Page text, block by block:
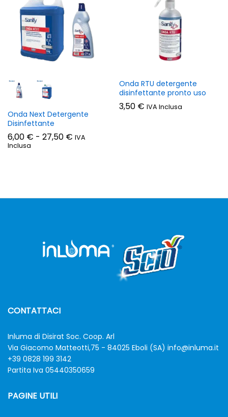
Onda Next Detergente
Disinfettante
6,00 € - 27,50 € Fascia
IVA
Inclusa
Onda RTU detergente
disinfettante pronto uso
3,50 € IVA Inclusa
CONTATTACI
Inluma di Disirat Soc. Coop. Arl
Via Giacomo Matteotti,75 - 84025 Eboli (SA) info@inluma.it
+39 0828 199 3142
Partita Iva 05440350659
PAGINE UTILI